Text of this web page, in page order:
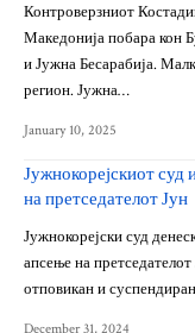
Контроверзниот
Македонија побара кон
и Јужна Бесарабија.
регион. Јужна…
January 10, 2025
Јужнокорејскиот суд
на претседателот Јун
Јужнокорејски суд
апсење на
отповикан и
December 31, 2024